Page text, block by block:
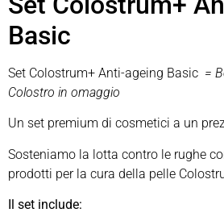
Basic
Set Colostrum+ Anti-ageing Basic =
Colostro in omaggio
Un set premium di cosmetici a un
Sosteniamo la lotta contro le rughe
prodotti per la cura della pelle
Il set include: